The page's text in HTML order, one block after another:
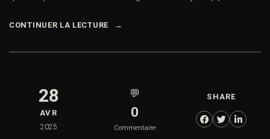
CONTINUER LA LECTURE
28
AVR
2025
💬
0
Commentaire
SHARE